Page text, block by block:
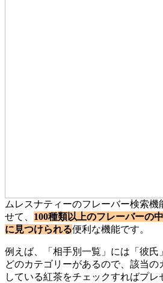
ムレスナティーのフレーバー検索
せて、 100種類以上のフレーバーの
に見つけられる便利な機能です。
例えば、「相手別一覧」には「彼氏
どのカテゴリーがあるので、該当の
している紅茶をチェックすればプ